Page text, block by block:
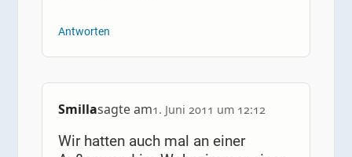
Antworten
Smillasagte am1. Juni 2011 um 12:12
Wir hatten auch mal an einer